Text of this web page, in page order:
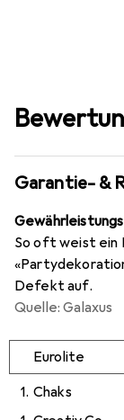
Garantie- &
So oft weist ein
Defekt auf.
Quelle: Galaxus
Eurolite
1. Chaks